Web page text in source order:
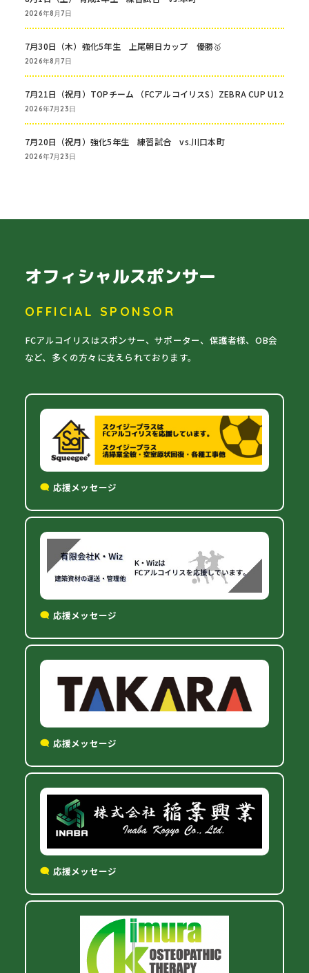
2026年8月7日
7月30日（木）強化5年生 上尾朝日カップ 優勝🥇
2026年8月7日
7月21日（祝月）TOPチーム （FCアルコイリスS）ZEBRA CUP U12
2026年7月23日
7月20日（祝月）強化5年生 練習試合 vs.川口本町
2026年7月23日
オフィシャルスポンサー
OFFICIAL SPONSOR
FCアルコイリスはスポンサー、サポーター、保護者様、OB会
など、多くの方々に支えられております。
応援メッセージ
応援メッセージ
応援メッセージ
応援メッセージ